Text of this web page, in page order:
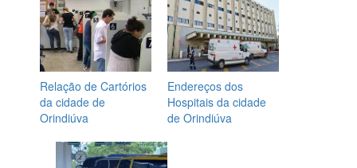
Relação de Cartórios
da cidade de
Orindiúva
Endereços dos
Hospitais da cidade
de Orindiúva